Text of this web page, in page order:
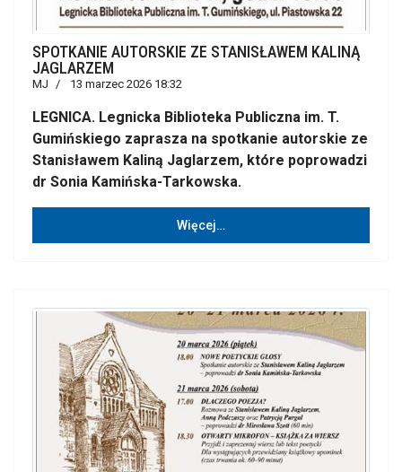
SPOTKANIE AUTORSKIE ZE STANISŁAWEM KALINĄ
JAGLARZEM
MJ 13 marzec 2026 18:32
LEGNICA. Legnicka Biblioteka Publiczna im. T.
Gumińskiego zaprasza na spotkanie autorskie ze
Stanisławem Kaliną Jaglarzem, które poprowadzi
dr Sonia Kamińska-Tarkowska.
Więcej…